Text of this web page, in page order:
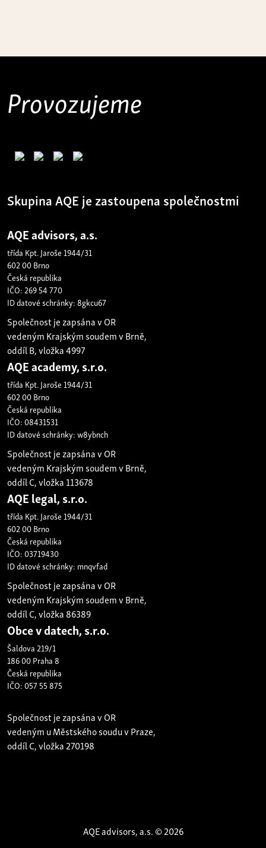
Provozujeme
Skupina AQE je zastoupena společnostmi
AQE advisors, a.s.
třída Kpt. Jaroše 1944/31
602 00 Brno
Česká republika
IČO: 269 54 770
ID datové schránky: 8gkcu67
Společnost je zapsána v OR
vedeným Krajským soudem v Brně,
oddíl B, vložka 4997
AQE academy, s.r.o.
třída Kpt. Jaroše 1944/31
602 00 Brno
Česká republika
IČO: 08431531
ID datové schránky: w8ybnch
Společnost je zapsána v OR
vedeným Krajským soudem v Brně,
oddíl C, vložka 113678
AQE legal, s.r.o.
třída Kpt. Jaroše 1944/31
602 00 Brno
Česká republika
IČO: 03719430
ID datové schránky: mnqvfad
Společnost je zapsána v OR
vedeným Krajským soudem v Brně,
oddíl C, vložka 86389
Obce v datech, s.r.o.
Šaldova 219/1
186 00 Praha 8
Česká republika
IČO: 057 55 875
Společnost je zapsána v OR
vedeným u Městského soudu v Praze,
oddíl C, vložka 270198
AQE advisors, a.s. © 2026